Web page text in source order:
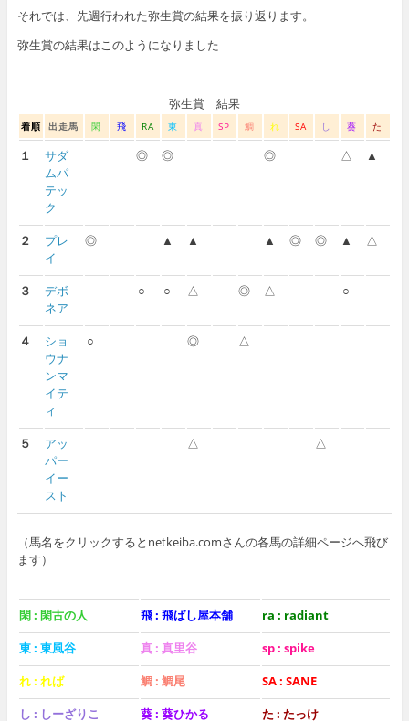
それでは、先週行われた弥生賞の結果を振り返ります。
弥生賞の結果はこのようになりました
弥生賞 結果
着順 出走馬 閑 飛 RA 東 真 SP 鯛 れ SA し 葵 た
１
サダ
ムパ
テッ
ク
◎ ◎ ◎ △ ▲
２
プレ
イ
◎ ▲ ▲ ▲ ◎ ◎ ▲ △
３
デボ
ネア
○ ○ △ ◎ △ ○
４
ショ
ウナ
ンマ
イテ
ィ
○ ◎ △
５
アッ
パー
イー
スト
△ △
（馬名をクリックするとnetkeiba.comさんの各馬の詳細ページへ飛び
ます）
閑 : 閑古の人 飛 : 飛ばし屋本舗
ra : radiant
東 : 東風谷
真 : 真里谷
sp : spike
れ : れば
鯛 : 鯛尾
SA : SANE
し : しーざりこ
葵 : 葵ひかる た : たっけ